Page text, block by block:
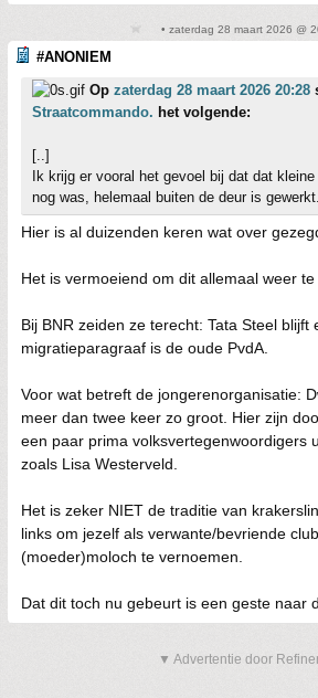
• zaterdag 28 maart 2026 @
#ANONIEM
Op zaterdag 28 maart 2026 20:28
Straatcommando. het volgende:
[..]
Ik krijg er vooral het gevoel bij dat dat
nog was, helemaal buiten de deur is gewerkt.
Hier is al duizenden keren wat over
Het is vermoeiend om dit allemaal weer te
Bij BNR zeiden ze terecht: Tata Steel blijft
migratieparagraaf is de oude PvdA.
Voor wat betreft de jongerenorganisatie:
meer dan twee keer zo groot. Hier zijn
een paar prima volksvertegenwoordigers
zoals Lisa Westerveld.
Het is zeker NIET de traditie van
links om jezelf als verwante/bevriende
(moeder)moloch te vernoemen.
Dat dit toch nu gebeurt is een geste naar
▼ Advertentie door